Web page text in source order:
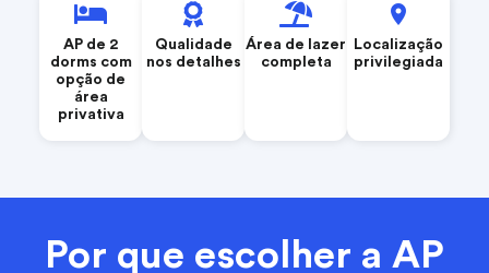
AP de 2
dorms com
opção de
área
privativa
Qualidade
nos detalhes
Área de lazer
completa
Localização
privilegiada
Por que escolher a AP